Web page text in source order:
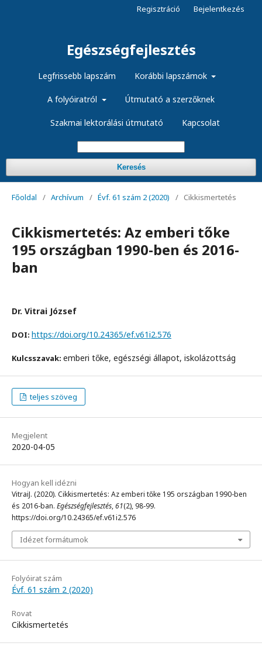
Egészségfejlesztés
Legfrissebb lapszám Korábbi lapszámok
A folyóiratról Útmutató a szerzőknek
Szakmai lektorálási útmutató Kapcsolat
Keresés
Regisztráció Bejelentkezés
Főoldal / Archívum / Évf. 61 szám 2 (2020) / Cikkismertetés
Cikkismertetés: Az emberi tőke
195 országban 1990-ben és 2016-
ban
Dr. Vitrai József
DOI: https://doi.org/10.24365/ef.v61i2.576
Kulcsszavak: emberi tőke, egészségi állapot, iskolázottság
teljes szöveg
Megjelent
2020-04-05
Hogyan kell idézni
VitraiJ. (2020). Cikkismertetés: Az emberi tőke 195 országban 1990-ben
és 2016-ban. Egészségfejlesztés,61(2), 98-99.
https://doi.org/10.24365/ef.v61i2.576
Idézet formátumok
Folyóirat szám
Évf. 61 szám 2 (2020)
Rovat
Cikkismertetés